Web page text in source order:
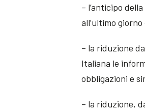
– l’anticipo
all’ultimo
– la riduzione
Italiana le
obbligazioni e
– la riduzione,